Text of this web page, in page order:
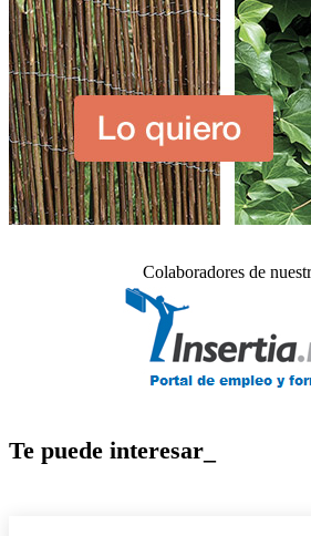
Colaboradores de
Te puede interesar_